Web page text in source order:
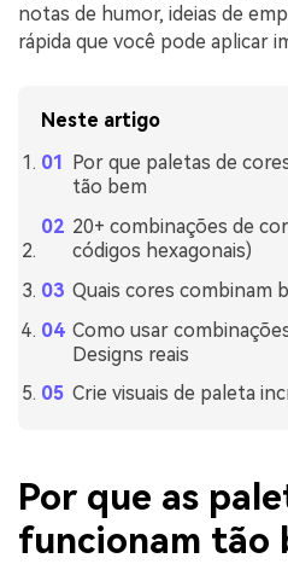
notas de humor, ideias de
rápida que você pode aplicar
Neste artigo
Por que paletas de
tão bem
20+ combinações de
códigos hexagonais)
Quais cores combinam
Como usar
Designs reais
Crie visuais de paleta
Por que as
funcionam tão